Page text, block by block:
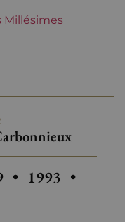
à 80 €
Millésimes
de
millésimes de
• Autres
1993 •